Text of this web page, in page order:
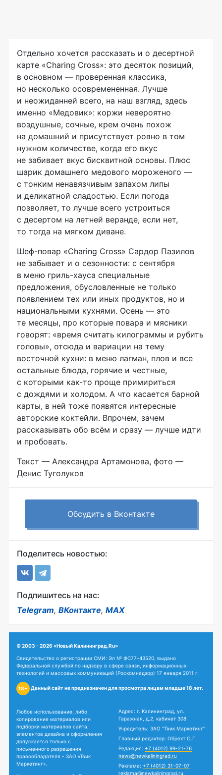
Отдельно хочется рассказать и о десертной
карте «Charing Cross»: это десяток позиций,
в основном — проверенная классика,
но несколько осовремененная. Лучше
и неожиданней всего, на наш взгляд, здесь
именно «Медовик»: коржи невероятно
воздушные, сочные, крем очень похож
на домашний и присутствует ровно в том
нужном количестве, когда его вкус
не забивает вкус бисквитной основы. Плюс
шарик домашнего медового мороженого —
с тонким ненавязчивым запахом липы
и деликатной сладостью. Если погода
позволяет, то лучше всего устроиться
с десертом на летней веранде, если нет,
то тогда на мягком диване.
Шеф-повар «Charing Cross» Сардор Пазилов
не забывает и о сезонности: с сентября
в меню гриль-хауса специальные
предложения, обусловленные не только
появлением тех или иных продуктов, но и
национальными кухнями. Осень — это
те месяцы, про которые повара и мясники
говорят: «время считать килограммы и рубить
головы», отсюда и вариации на тему
восточной кухни: в меню лагман, плов и все
остальные блюда, горячие и честные,
с которыми как-то проще примириться
с дождями и холодом. А что касается барной
карты, в ней тоже появятся интересные
авторские коктейли. Впрочем, зачем
рассказывать обо всём и сразу — лучше идти
и пробовать.
Текст — Александра Артамонова, фото —
Денис Туголуков
Обсудить в Вконтакте
Поделитесь новостью:
Подпишитесь на нас:
Telegram, ВКонтакте, MAX
© 2003 - 2026 «Новый Калининград.Ru»
Свидетельство о регистрации СМИ: Эл № ФС77-43520, выдано
Федеральной службой по надзору в сфере связи, информационных
технологий и массовых коммуникаций (Роскомнадзор) 17 января 2011 г.
18+ Данный сайт не предназначен для просмотра лицам младше 18 лет.
Любое использование, либо
копирование материалов или
подборки материалов сайта,
элементов дизайна и оформления
допускается только с
письменного разрешения
правообладателя - ЗАО «Твик
Маркетинг».
Адрес: г. Калининград, ул.
Гаражная, д.2, кабинет 308
Учредитель: ЗАО "Твик Маркетинг"
Главный редактор: Обрехт О.Г.
Редакция: +7 (4012) 99-21-76
news@newkaliningrad.ru
Реклама: +7 (4012) 31-07-07
reklama@newkaliningrad.ru